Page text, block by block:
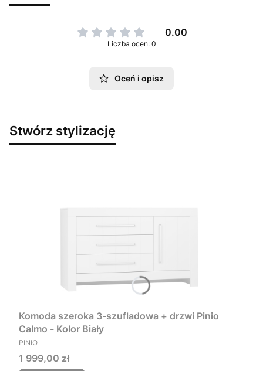
0.00
Liczba ocen: 0
Oceń i opisz
Stwórz stylizację
Komoda szeroka 3-szufladowa + drzwi Pinio
Calmo - Kolor Biały
PRODUCENT
PINIO
Cena
1 999,00 zł